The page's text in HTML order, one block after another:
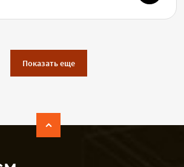
Показать еще